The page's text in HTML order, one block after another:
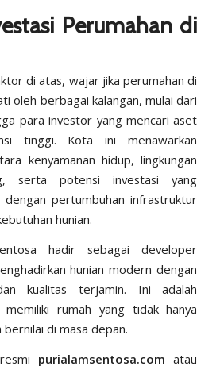
Perumahan di
di atas, wajar jika perumahan di
oleh berbagai kalangan, mulai dari
para investor yang mencari aset
tinggi. Kota ini menawarkan
kenyamanan hidup, lingkungan
serta potensi investasi yang
dengan pertumbuhan infrastruktur
hunian.
hadir sebagai developer
hunian modern dengan
kualitas terjamin. Ini adalah
memiliki rumah yang tidak hanya
di masa depan.
purialamsentosa.com atau